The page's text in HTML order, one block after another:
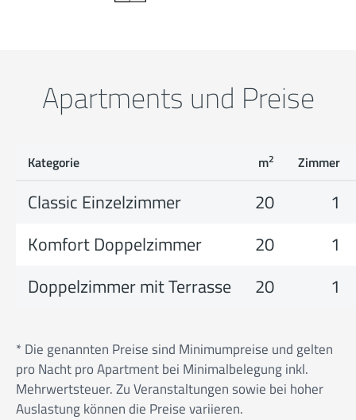
Apartments und Preise
Kategorie m2 Zimmer
Classic Einzelzimmer 20
1
Komfort Doppelzimmer
20
1
Doppelzimmer mit Terrasse
20 1
* Die genannten Preise sind Minimumpreise und gelten
pro Nacht pro Apartment bei Minimalbelegung inkl.
Mehrwertsteuer. Zu Veranstaltungen sowie bei hoher
Auslastung können die Preise variieren.